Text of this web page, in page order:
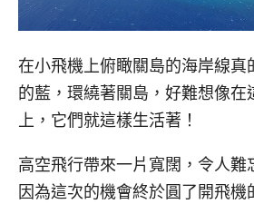
在小飛機上俯瞰關島的海岸線真
的藍，環繞著關島，好難想像在
上，它們就這樣生活著！
高空飛行帶來一片寬闊，令人難
因為這次的機會終於圓了開飛機